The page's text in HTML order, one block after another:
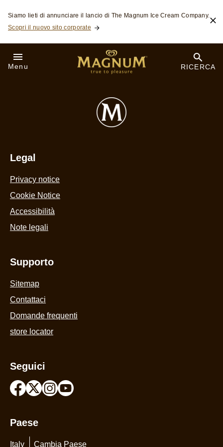
Skip to:
Siamo lieti di annunciare il lancio di The Magnum Ice Cream Company.
Scopri il nuovo sito corporate
Menu RICERCA
Legal
Privacy notice
Cookie Notice
Accessibilità
Note legali
Supporto
Sitemap
Contattaci
Domande frequenti
store locator
Seguici
Paese
Italy Cambia Paese